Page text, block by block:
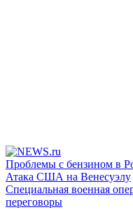
Проблемы с бензином в
Атака США на Венесуэлу
Специальная военная
переговоры